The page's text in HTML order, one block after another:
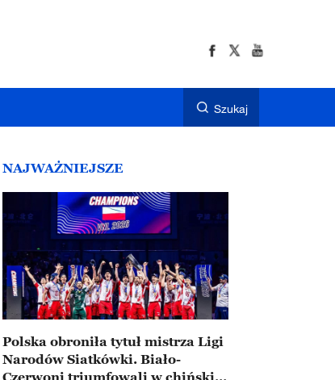
Szukaj
NAJWAŻNIEJSZE
Polska obroniła tytuł mistrza Ligi
Narodów Siatkówki. Biało-
Czerwoni triumfowali w chińskim